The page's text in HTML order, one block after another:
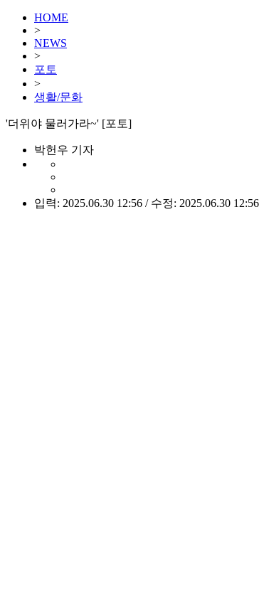
HOME
>
NEWS
>
포토
>
생활/문화
'더위야 물러가라~' [포토]
박헌우 기자
입력: 2025.06.30 12:56 / 수정: 2025.06.30 12:56